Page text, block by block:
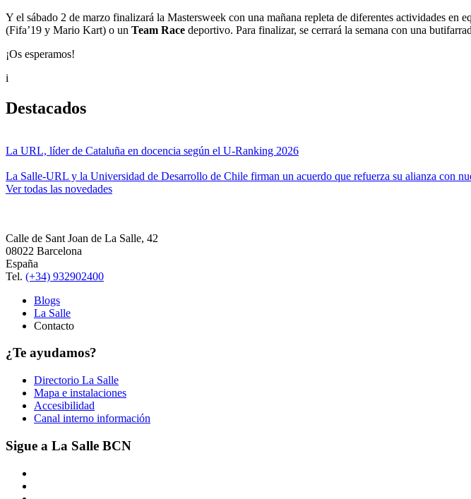
Y el sábado 2 de marzo finalizará la Mastersweek con una mañana repleta de diferentes actividades en
(Fifa’19 y Mario Kart) o un Team Race deportivo. Para finalizar, se cerrará la semana con una
¡Os esperamos!
i
Destacados
La URL, líder de Cataluña en docencia según el U-Ranking 2026
La Salle-URL y la Universidad de Desarrollo de Chile firman un acuerdo que refuerza su alianza con
Ver todas las novedades
Calle de Sant Joan de La Salle, 42
08022 Barcelona
España
Tel. (+34) 932902400
Blogs
La Salle
Contacto
¿Te ayudamos?
Directorio La Salle
Mapa e instalaciones
Accesibilidad
Canal interno información
Sigue a La Salle BCN